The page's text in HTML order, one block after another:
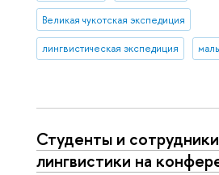
Великая чукотская экспедиция
лингвистическая экспедиция
Студенты и
лингвистики на